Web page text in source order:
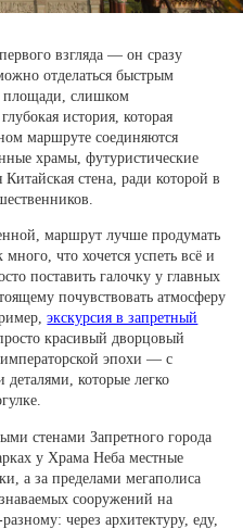
взгляда — он сразу
отделаться быстрым
площади, слишком
история, которая
маршруте соединяются
храмы, футуристические
стена, ради которой в
маршрут лучше продумать
много, что хочется успеть всё и
поставить галочку у главных
почувствовать атмосферу
экскурсия в запретный
красивый дворцовый
эпохи — с
которые легко
стенами Запретного города
у Храма Неба местные
а за пределами мегаполиса
сооружений на
через архитектуру, еду,